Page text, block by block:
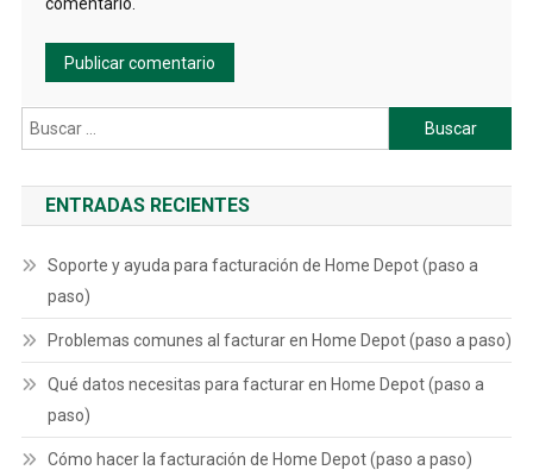
Buscar:
ENTRADAS RECIENTES
Soporte y ayuda para facturación de Home Depot (paso a
paso)
Problemas comunes al facturar en Home Depot (paso a paso)
Qué datos necesitas para facturar en Home Depot (paso a
paso)
Cómo hacer la facturación de Home Depot (paso a paso)